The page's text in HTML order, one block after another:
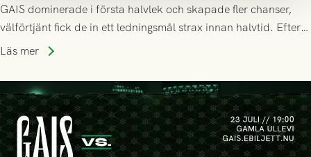
GAIS dominerade i första halvlek och skapade fler chanser,
välförtjänt fick de in ett ledningsmål strax innan halvtid. Efter
halvtidsvilan sjönk tempot när Nordsjälland tilläts ha mer av
seger! Matchfoto: Mikael Josefsson & Lasse Ekström
Läs mer